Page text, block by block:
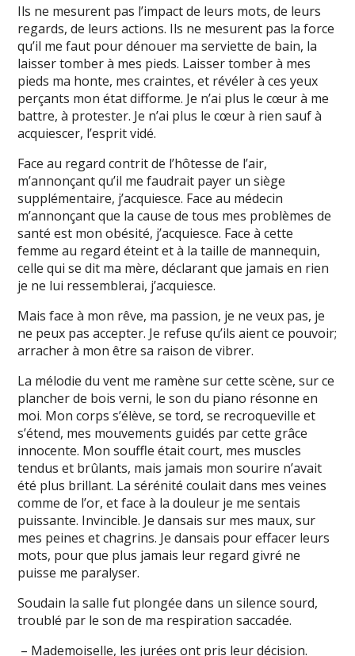
Ils ne mesurent pas l’impact de leurs mots, de leurs
regards, de leurs actions. Ils ne mesurent pas la force
qu’il me faut pour dénouer ma serviette de bain, la
laisser tomber à mes pieds. Laisser tomber à mes
pieds ma honte, mes craintes, et révéler à ces yeux
perçants mon état difforme. Je n’ai plus le cœur à me
battre, à protester. Je n’ai plus le cœur à rien sauf à
acquiescer, l’esprit vidé.
Face au regard contrit de l’hôtesse de l’air,
m’annonçant qu’il me faudrait payer un siège
supplémentaire, j’acquiesce. Face au médecin
m’annonçant que la cause de tous mes problèmes de
santé est mon obésité, j’acquiesce. Face à cette
femme au regard éteint et à la taille de mannequin,
celle qui se dit ma mère, déclarant que jamais en rien
je ne lui ressemblerai, j’acquiesce.
Mais face à mon rêve, ma passion, je ne veux pas, je
ne peux pas accepter. Je refuse qu’ils aient ce pouvoir;
arracher à mon être sa raison de vibrer.
La mélodie du vent me ramène sur cette scène, sur ce
plancher de bois verni, le son du piano résonne en
moi. Mon corps s’élève, se tord, se recroqueville et
s’étend, mes mouvements guidés par cette grâce
innocente. Mon souffle était court, mes muscles
tendus et brûlants, mais jamais mon sourire n’avait
été plus brillant. La sérénité coulait dans mes veines
comme de l’or, et face à la douleur je me sentais
puissante. Invincible. Je dansais sur mes maux, sur
mes peines et chagrins. Je dansais pour effacer leurs
mots, pour que plus jamais leur regard givré ne
puisse me paralyser.
Soudain la salle fut plongée dans un silence sourd,
troublé par le son de ma respiration saccadée.
– Mademoiselle, les jurées ont pris leur décision.